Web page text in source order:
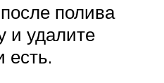
полива
и удалите
есть.